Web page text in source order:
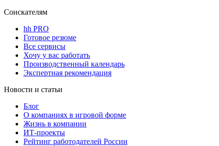
Соискателям
hh PRO
Готовое резюме
Все сервисы
Хочу у вас работать
Производственный календарь
Экспертная рекомендация
Новости и статьи
Блог
О компаниях в игровой форме
Жизнь в компании
ИТ-проекты
Рейтинг работодателей России